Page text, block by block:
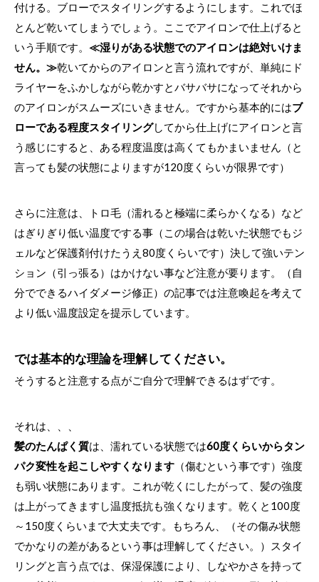
付ける。ブローでスタイリングするようにします。これでほ
とんど乾いてしまうでしょう。ここでアイロンで仕上げると
いう手順です。 ≪湿りがある状態でのアイロンは絶対いけま
せん。≫乾いてからのアイロンと言う流れですが、単純にド
ライヤーをふかしながら乾かすとバサバサになってそれから
のアイロンがスムーズにいきません。ですから基本的にはブ
ローである程度スタイリングしてから仕上げにアイロンと言
う感じにすると、ある程度温度は高くてもかまいません（と
言っても髪の状態によりますが120度くらいが限界です）
さらに注意は、トロ毛（濡れると極端に柔らかくなる）など
はぎりぎり低い温度でする事（この場合は乾いた状態でもジ
ェルなど保護剤付けたうえ80度くらいです）決して強いテン
ション（引っ張る）はかけない事など注意が要ります。（自
分でできるハイダメージ修正）の記事では注意喚起を考えて
より低い温度設定を提示しています。
では基本的な理論を理解してください。
そうすると注意する点がご自分で理解できるはずです。
それは、、、
髪のたんぱく質は、濡れている状態では60度くらいからタン
パク変性を起こしやすくなります （傷むという事です）強度
も弱い状態にあります。これが乾くにしたがって、髪の強度
は上がってきますし温度抵抗も強くなります。乾くと100度
～150度くらいまで大丈夫です。もちろん、（その傷み状態
でかなりの差があるという事は理解してください。）スタイ
リングと言う点では、保湿保護により、しなやかさを持って